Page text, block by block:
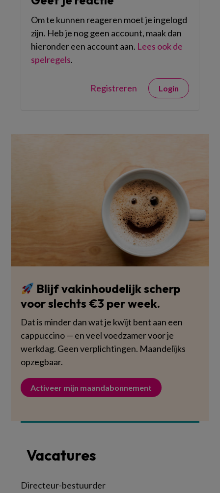
Om te kunnen reageren moet je ingelogd
zijn. Heb je nog geen account, maak dan
hieronder een account aan. Lees ook de
spelregels.
Registreren Login
Blijf vakinhoudelijk scherp
voor slechts €3 per week.
Dat is minder dan wat je kwijt bent aan een
cappuccino — en veel voedzamer voor je
werkdag. Geen verplichtingen. Maandelijks
opzegbaar.
Activeer mijn maandabonnement
Vacatures
Directeur-bestuurder